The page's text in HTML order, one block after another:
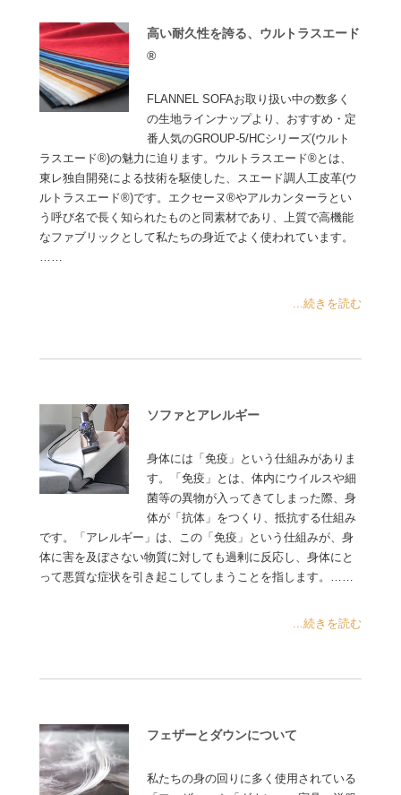
高い耐久性を誇る、ウルトラスエード
®
FLANNEL SOFAお取り扱い中の数多く
の生地ラインナップより、おすすめ・定
番人気のGROUP-5/HCシリーズ(ウルト
ラスエード®)の魅力に迫ります。ウルトラスエード®とは、
東レ独自開発による技術を駆使した、スエード調人工皮革(ウ
ルトラスエード®)です。エクセーヌ®やアルカンターラとい
う呼び名で長く知られたものと同素材であり、上質で高機能
なファブリックとして私たちの身近でよく使われています。
……
...続きを読む
ソファとアレルギー
身体には「免疫」という仕組みがありま
す。「免疫」とは、体内にウイルスや細
菌等の異物が入ってきてしまった際、身
体が「抗体」をつくり、抵抗する仕組み
です。「アレルギー」は、この「免疫」という仕組みが、身
体に害を及ぼさない物質に対しても過剰に反応し、身体にと
って悪質な症状を引き起こしてしまうことを指します。……
...続きを読む
フェザーとダウンについて
私たちの身の回りに多く使用されている